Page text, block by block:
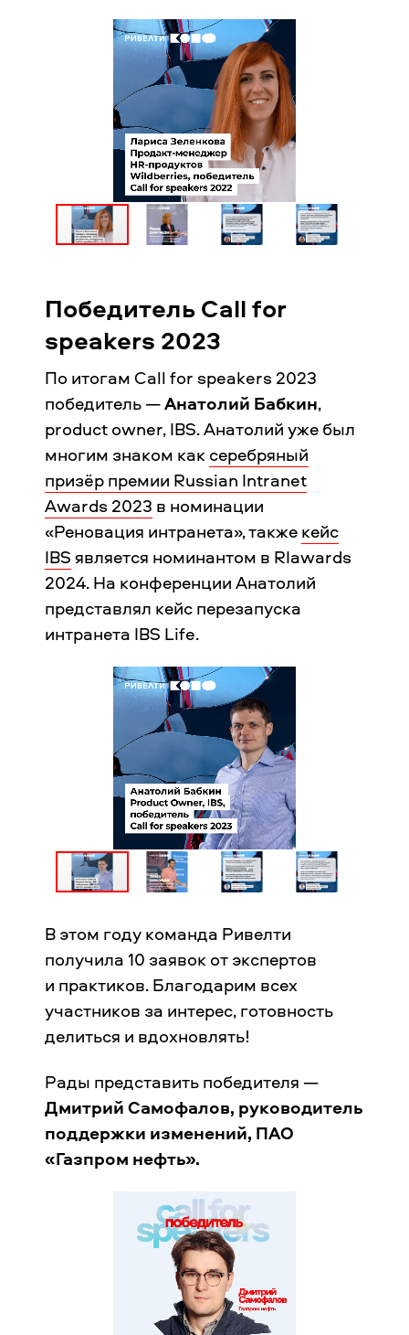
Победитель Call for
speakers 2023
По итогам Call for speakers 2023
победитель —Анатолий Бабкин,
product owner, IBS. Анатолий уже был
многим знаком каксеребряный
призёр премии Russian Intranet
Awards 2023 в номинации
«Реновация интранета», такжекейс
IBSявляется номинантом в RIawards
2024. На конференции Анатолий
представлял кейс перезапуска
интранета IBS Life.
В этом году команда Ривелти
получила 10 заявок от экспертов
и практиков. Благодарим всех
участников за интерес, готовность
делиться и вдохновлять!
Рады представить победителя —
Дмитрий Самофалов, руководитель
поддержки изменений, ПАО
«Газпром нефть».